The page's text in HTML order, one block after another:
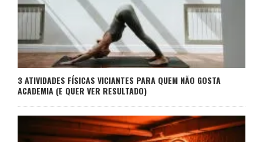
3 ATIVIDADES FÍSICAS VICIANTES PARA QUEM NÃO GOSTA
ACADEMIA (E QUER VER RESULTADO)